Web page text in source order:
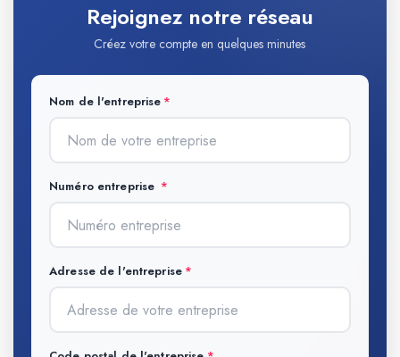
Rejoignez notre réseau
Créez votre compte en quelques minutes
Nom de l'entreprise
Numéro entreprise
Adresse de l'entreprise